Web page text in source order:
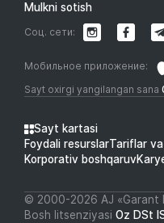
Mulkni sotish
Sayt oxirgi yangilangan sana
Мобильное приложение:
Соц. сети:
Sayt kartasi
Foydali resurslarTariflar
Korporativ boshqaruv
© 2000-2026 АJ «Garant
Bosh litsenziyasi Oz DSt